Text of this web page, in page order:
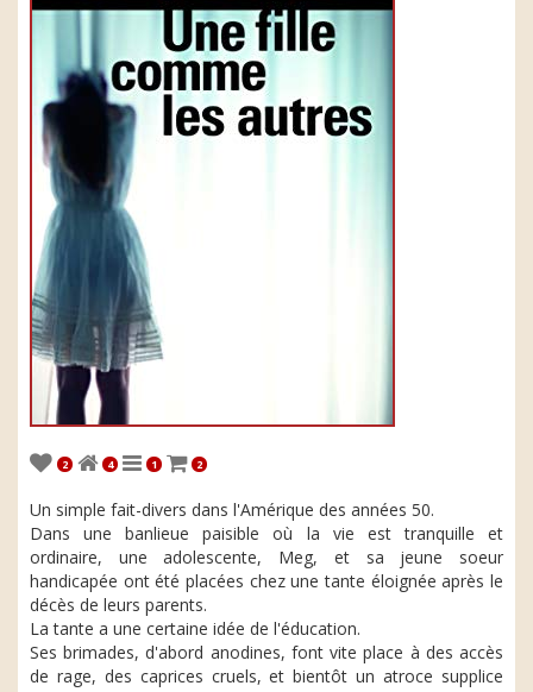
2 4 1 2
Un simple fait-divers dans l'Amérique des années 50.
Dans une banlieue paisible où la vie est tranquille et
ordinaire, une adolescente, Meg, et sa jeune soeur
handicapée ont été placées chez une tante éloignée après le
décès de leurs parents.
La tante a une certaine idée de l'éducation.
Ses brimades, d'abord anodines, font vite place à des accès
de rage, des caprices cruels, et bientôt un atroce supplice